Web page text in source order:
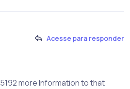
Acesse para responder
more Information to that